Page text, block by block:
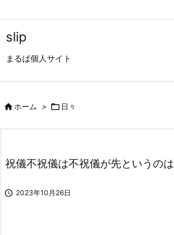
slip
まるぱ個人サイト
ホーム >  日々
祝儀不祝儀は不祝儀が先というのは
 2023年10月26日